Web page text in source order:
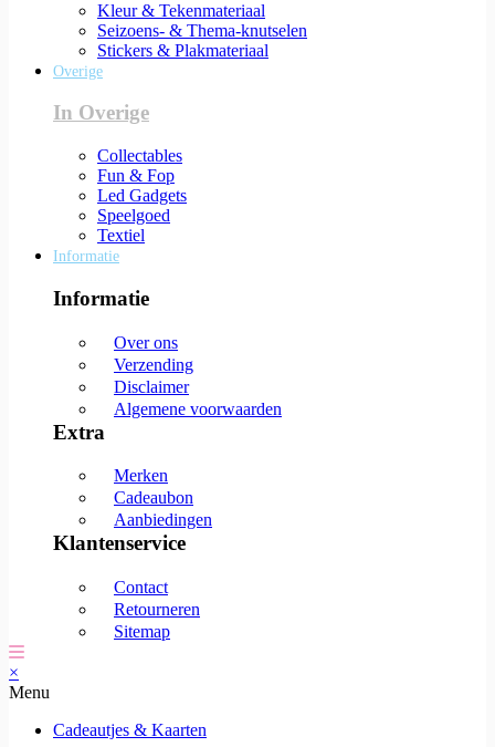
Kleur & Tekenmateriaal
Seizoens- & Thema-knutselen
Stickers & Plakmateriaal
Overige
In Overige
Collectables
Fun & Fop
Led Gadgets
Speelgoed
Textiel
Informatie
Informatie
Over ons
Verzending
Disclaimer
Algemene voorwaarden
Extra
Merken
Cadeaubon
Aanbiedingen
Klantenservice
Contact
Retourneren
Sitemap
×
Menu
Cadeautjes & Kaarten